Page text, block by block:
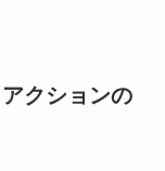
クションの